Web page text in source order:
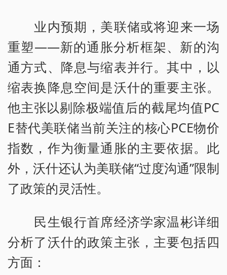
业内预期，美联储或将迎来一场
重塑——新的通胀分析框架、新的沟
通方式、降息与缩表并行。其中，以
缩表换降息空间是沃什的重要主张。
他主张以剔除极端值后的截尾均值PC
E替代美联储当前关注的核心PCE物价
指数，作为衡量通胀的主要依据。此
外，沃什还认为美联储“过度沟通”限制
了政策的灵活性。
民生银行首席经济学家温彬详细
分析了沃什的政策主张，主要包括四
方面：